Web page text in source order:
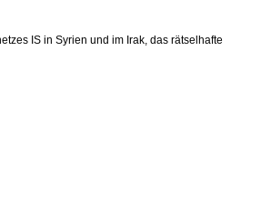
IS in Syrien und im Irak, das rätselhafte